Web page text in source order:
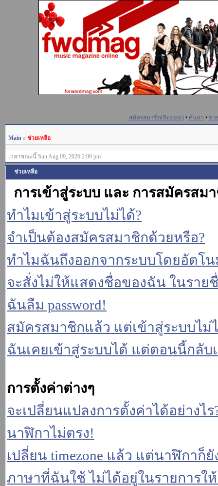
สมัครสมาชิก(Register) • ค้นหา • ช่ว
Main » ช่วยเหลือ
เวลาขณะนี้ Sun Aug 09, 2026 2:09 pm
ช่วยเหลือ
การเข้าสู่ระบบ และ การสมัครสม
ทำไมเข้าสู่ระบบไม่ได้?
จำเป็นต้องสมัครสมาชิกด้วยหรือ?
ทำไมฉันถึงออกจากระบบโดยอัตโ
จะสั่งไม่ให้แสดงชื่อของฉัน ในราย
ฉันลืม password!
สมัครสมาชิกแล้ว แต่เข้าสู่ระบบไม่
ฉันเคยเข้าสู่ระบบได้ แต่ตอนนี้กลับ
การตั้งค่าต่างๆ
จะเปลี่ยนแปลงการตั้งค่าได้อย่างไร
นาฬิกาไม่ตรง!
เปลี่ยน timezone แล้ว แต่นาฬิกาก็ยั
ภาษาที่ฉันใช้ ไม่ได้อยู่ในรายการใ